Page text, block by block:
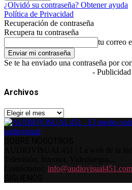
¿Olvidó su contraseña? Obtener ayuda
Política de Privacidad
Recuperación de contraseña
Recupera tu contraseña
tu correo
Se te ha enviado una contraseña por
-
Archivos
Archivos
info@audiovisual451.com